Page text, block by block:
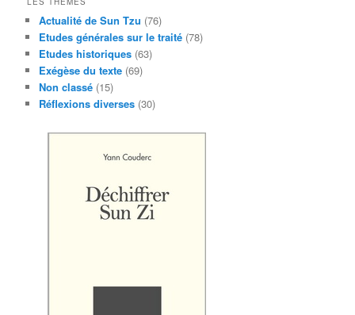
Actualité de Sun Tzu (76)
Etudes générales sur le traité (78)
Etudes historiques (63)
Exégèse du texte (69)
Non classé (15)
Réflexions diverses (30)